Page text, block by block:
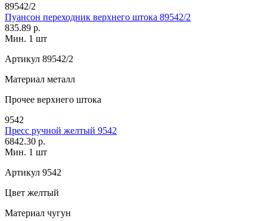
89542/2
Пуансон переходник верхнего штока 89542/2
835.89 р.
Мин. 1 шт
Артикул 89542/2
Материал металл
Прочее верхнего штока
9542
Пресс ручной желтый 9542
6842.30 р.
Мин. 1 шт
Артикул 9542
Цвет желтый
Материал чугун